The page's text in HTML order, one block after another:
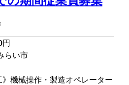
円
らい市
》機械操作・製造オペレーター